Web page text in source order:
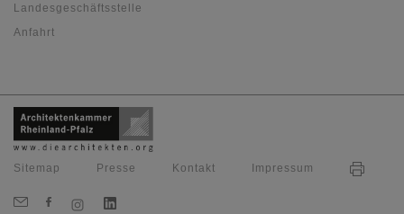
Landesgeschäftsstelle
Anfahrt
Sitemap Presse Kontakt Impressum